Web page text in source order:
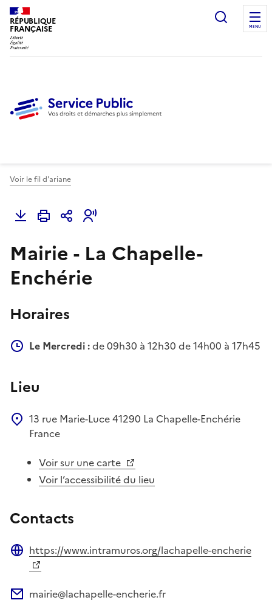
RÉPUBLIQUE
FRANÇAISE
Ouvrir
MENU
Voir le fil d'ariane
Mairie - La Chapelle-
Enchérie
Horaires
Le Mercredi :de 09h30 à 12h30 de 14h00 à 17h45
Lieu
13 rue Marie-Luce41290 La Chapelle-Enchérie
France
Voir sur une carte
Voir l’accessibilité du lieu
Contacts
Site web
https://www.intramuros.org/lachapelle-encherie
mairie@lachapelle-encherie.fr